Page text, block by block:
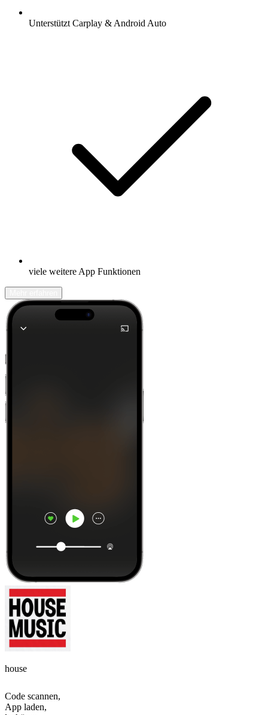
Unterstützt Carplay & Android Auto
viele weitere App Funktionen
house
Code scannen,
App laden,